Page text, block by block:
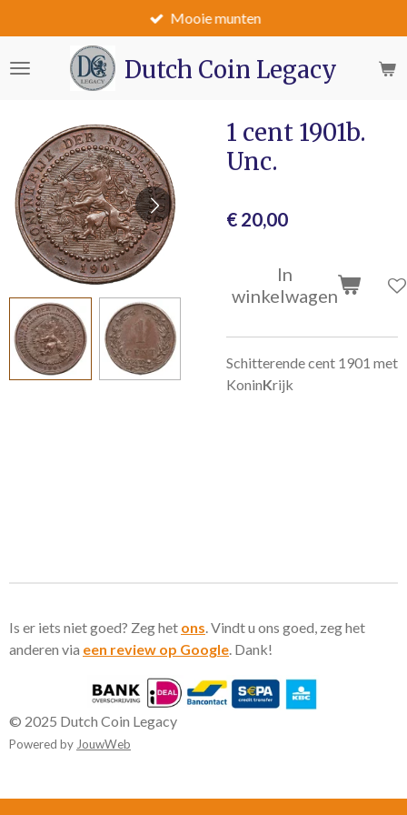
direct
naar
Dutch Coin Legacy
Mooie munten
1 cent 1901b.
Unc.
€ 20,00
In
winkelwagen
Schitterende cent 1901 met
KoninKrijk
Is er iets niet goed? Zeg het ons . Vindt u ons goed, zeg het
anderen via een review op Google . Dank!
© 2025 Dutch Coin Legacy
Powered by JouwWeb